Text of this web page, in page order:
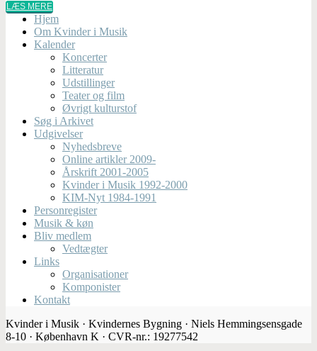
LÆS MERE
Hjem
Om Kvinder i Musik
Kalender
Koncerter
Litteratur
Udstillinger
Teater og film
Øvrigt kulturstof
Søg i Arkivet
Udgivelser
Nyhedsbreve
Online artikler 2009-
Årskrift 2001-2005
Kvinder i Musik 1992-2000
KIM-Nyt 1984-1991
Personregister
Musik & køn
Bliv medlem
Vedtægter
Links
Organisationer
Komponister
Kontakt
Kvinder i Musik · Kvindernes Bygning · Niels Hemmingsensgade
8-10 · København K · CVR-nr.: 19277542